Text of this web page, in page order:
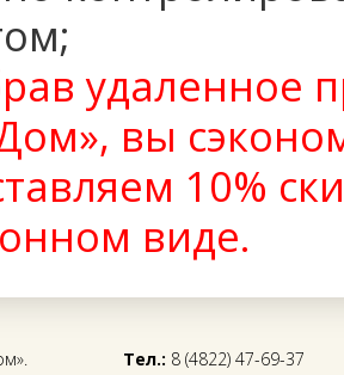
удаленное
вы
10%
виде.
Тел.: 8 (4822) 47-69-37